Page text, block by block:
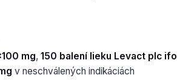
mg, 150 balení lieku Levact plc ifo
v neschválených indikáciách